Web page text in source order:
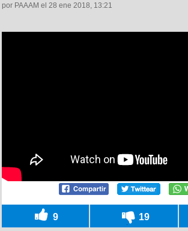
por PAAAM el 28 ene 2018, 13:21
9 19